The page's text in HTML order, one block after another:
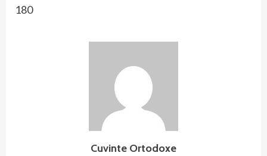
180
Cuvinte Ortodoxe